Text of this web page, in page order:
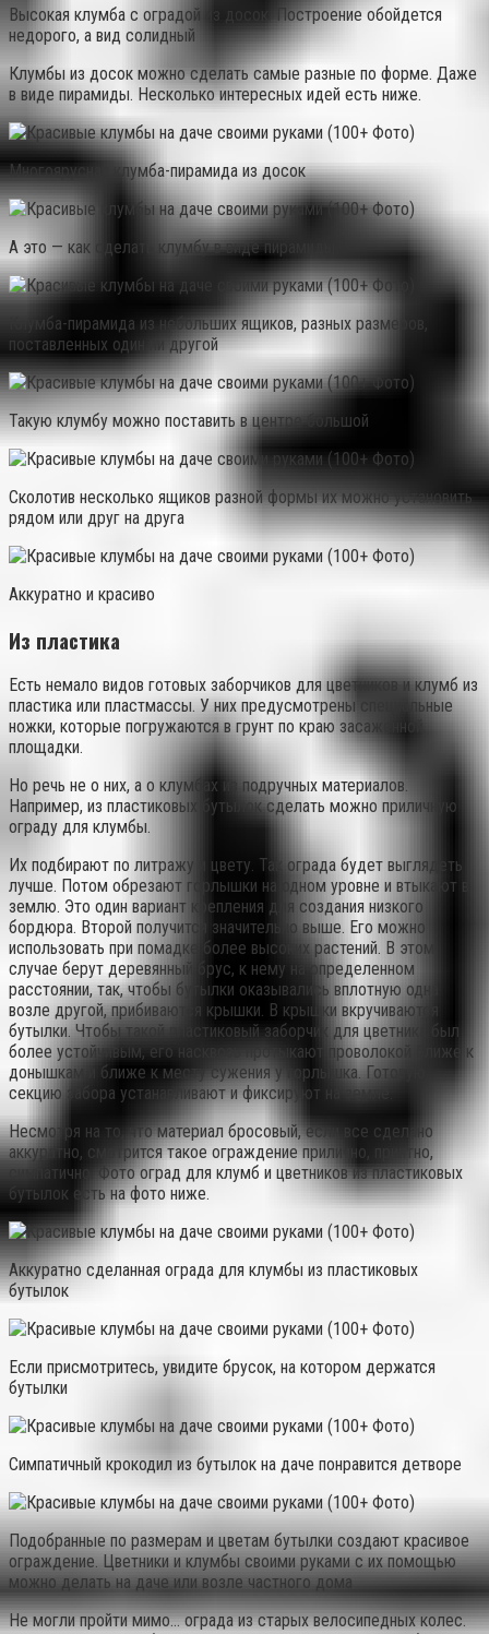
Высокая клумба с оградой из досок. Построение обойдется
недорого, а вид солидный
Клумбы из досок можно сделать самые разные по форме. Даже
в виде пирамиды. Несколько интересных идей есть ниже.
Многоярусная клумба-пирамида из досок
А это — как сделать клумбу в виде пирамиды
Клумба-пирамида из небольших ящиков, разных размеров,
поставленных один ни другой
Такую клумбу можно поставить в центре большой
Сколотив несколько ящиков разной формы их можно установить
рядом или друг на друга
Аккуратно и красиво
Из пластика
Есть немало видов готовых заборчиков для цветников и клумб из
пластика или пластмассы. У них предусмотрены специальные
ножки, которые погружаются в грунт по краю засаженной
площадки.
Но речь не о них, а о клумбах из подручных материалов.
Например, из пластиковых бутылок сделать можно приличную
ограду для клумбы.
Их подбирают по литражу и цвету. Так ограда будет выглядеть
лучше. Потом обрезают горлышки на одном уровне и втыкают в
землю. Это один вариант крепления для создания низкого
бордюра. Второй получится значительно выше. Его можно
использовать при помадке более высоких растений. В этом
случае берут деревянный брус, к нему на определенном
расстоянии, так, чтобы бутылки оказывались вплотную одна
возле другой, прибиваются крышки. В крышки вкручиваются
бутылки. Чтобы такой пластиковый заборчик для цветника был
более устойчивым, его насквозь протыкают проволокой ближе к
донышкам и ближе к месту сужения у горлышка. Готовую
секцию забора устанавливают и фиксируют на земле.
Несмотря на то, что материал бросовый, если все сделано
аккуратно, смотрится такое ограждение прилично, приятно,
симпатично. Фото оград для клумб и цветников из пластиковых
бутылок есть на фото ниже.
Аккуратно сделанная ограда для клумбы из пластиковых
бутылок
Если присмотритесь, увидите брусок, на котором держатся
бутылки
Симпатичный крокодил из бутылок на даче понравится детворе
Подобранные по размерам и цветам бутылки создают красивое
ограждение. Цветники и клумбы своими руками с их помощью
можно делать на даче или возле частного дома
Не могли пройти мимо… ограда из старых велосипедных колес.